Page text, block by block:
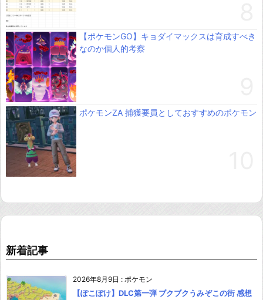
【ポケモンGO】キョダイマックスは育成すべき
なのか個人的考察
ポケモンZA 捕獲要員としておすすめのポケモン
新着記事
2026年8月9日 : ポケモン
【ぽこぽけ】DLC第一弾 ブクブクうみぞこの街 感想